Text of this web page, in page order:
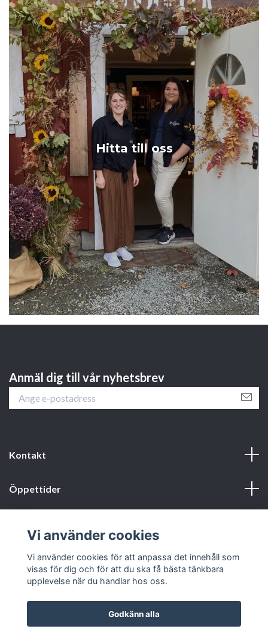
Hitta till oss
Anmäl dig till vår nyhetsbrev
Kontakt
Öppettider
Sociala medier
Vi använder cookies
Vi använder cookies för att anpassa det innehåll som
visas för dig och för att du ska få bästa tänkbara
upplevelse när du handlar hos oss.
Godkänn alla